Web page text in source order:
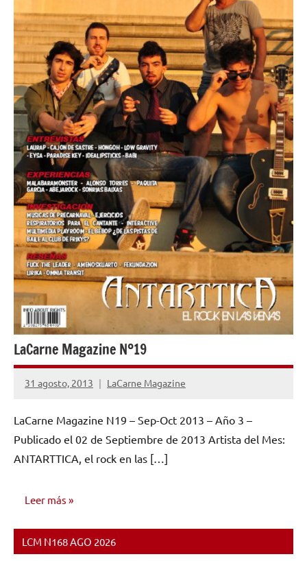
LaCarne Magazine Nº19
31 agosto, 2013 LaCarne Magazine
No
comentarios
LaCarne Magazine N19 – Sep-Oct 2013 – Año 3 –
Publicado el 02 de Septiembre de 2013 Artista del Mes:
ANTARTTICA, el rock en las […]
Leer más
NÚMEROS
PUBLICADOS
LCM N168 AGO 2026